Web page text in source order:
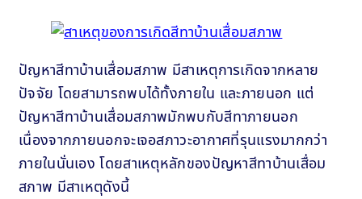
ปัญหาสีทาบ้านเสื่อมสภาพ มีสาเหตุการเกิดจากหลาย
ปัจจัย โดยสามารถพบได้ทั้งภายใน และภายนอก แต่
ปัญหาสีทาบ้านเสื่อมสภาพมักพบกับสีทาภายนอก
เนื่องจากภายนอกจะเจอสภาวะอากาศที่รุนแรงมากกว่า
ภายในนั่นเอง โดยสาเหตุหลักของปัญหาสีทาบ้านเสื่อม
สภาพ มีสาเหตุดังนี้